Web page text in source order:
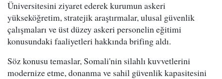
Üniversitesini ziyaret ederek kurumun askeri
yükseköğretim, stratejik araştırmalar, ulusal güvenlik
çalışmaları ve üst düzey askeri personelin eğitimi
konusundaki faaliyetleri hakkında brifing aldı.
Söz konusu temaslar, Somali'nin silahlı kuvvetlerini
modernize etme, donanma ve sahil güvenlik kapasitesini